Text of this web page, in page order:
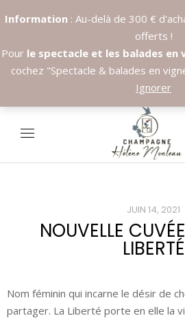
Information: Au-delà de 300 €
offerts !
Pour le spectacle et les balades en
cochez "Spectacle & balades en
Ignorer
Appelez nous: +33.6.89.37.09.03
JUIN 14, 2021
NOUVELLE
LIBERTÉ
Nom féminin qui incarne le désir de
partager. La Liberté porte en elle la